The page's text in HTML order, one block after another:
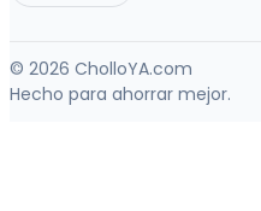
© 2026 CholloYA.com
Hecho para ahorrar mejor.